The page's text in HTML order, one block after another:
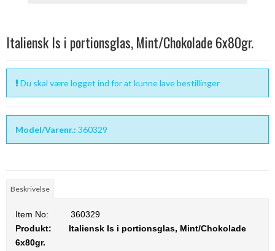
Italiensk Is i portionsglas, Mint/Chokolade 6x80gr.
Du skal være logget ind for at kunne lave bestillinger
Model/Varenr.: 360329
Beskrivelse
Item No: 360329
Produkt: Italiensk Is i portionsglas, Mint/Chokolade
6x80gr.